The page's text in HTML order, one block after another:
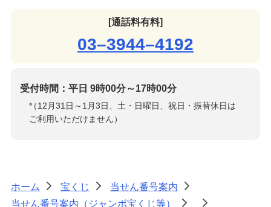
[通話料有料]
03–3944–4192
受付時間：平日 9時00分～17時00分
*
（12月31日～1月3日、土・日曜日、祝日・振替休日は
ご利用いただけません）
ホーム > 宝くじ > 当せん番号案内
>
当せん番号案内（ジャンボ宝くじ等）